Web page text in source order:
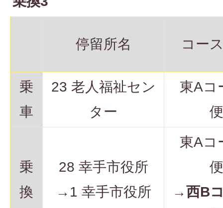
停留所名 コー
乗
車
23 老人福祉セン
ター
東Aコ
乗
換
28 幸手市役所
→1 幸手市役所
東Aコ
→西B